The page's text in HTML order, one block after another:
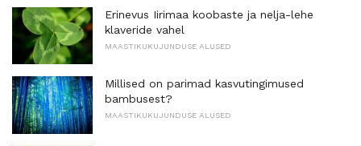
Erinevus Iirimaa koobaste ja nelja-lehe
klaveride vahel
MAASTIKUKUJUNDUSE ALUSED
Millised on parimad kasvutingimused
bambusest?
MAASTIKUKUJUNDUSE ALUSED